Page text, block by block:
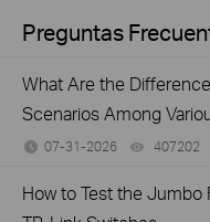
Preguntas
What Are the
Scenarios Among
07-31-2026 407202
How to Test the Jumbo